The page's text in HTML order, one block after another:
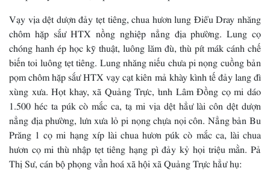
Vạy vịa dệt dượn đảy tẹt tiêng, chua hươn lung Điểu Dray nhăng
chôm hặp sắư HTX nồng nghiệp nẳng địa phường. Lung cọ
chóng hanh ép học kỹ thuật, luông lăm đù, thù pít mák cánh chế
biến toi luông tẹt tiêng. Lung nhăng niếu chưa pi nọng cuồng bản
pọm chôm hặp sắư HTX vạy cạt kiên mả khày kình tế đảy lang đì
xùng xưa. Họt khay, xã Quảng Trực, tỉnh Lâm Đồng cọ mi dáo
1.500 héc ta púk cò mắc ca, tạ mi vịa dệt hẳư lài côn dệt dượn
nẳng địa phường, lưn xưa lỏ pi nọng chựa nọi côn. Nẳng bản Bu
Prăng 1 cọ mi hạng xíp lài chua hươn púk cò mắc ca, lài chua
hươn cọ mi thù nhập tẹt tiêng hạng pì đảy kỷ họi triệu mằn. Pả
Thị Sư, cán bộ phọng vằn hoá xã hội xã Quảng Trực hẳư hụ: